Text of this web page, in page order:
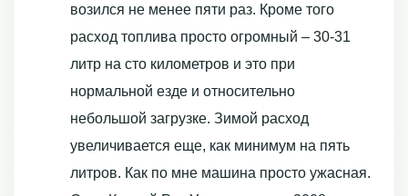
возился не менее пяти раз. Кроме того
расход топлива просто огромный – 30-31
литр на сто километров и это при
нормальной езде и относительно
небольшой загрузке. Зимой расход
увеличивается еще, как минимум на пять
литров. Как по мне машина просто ужасная.